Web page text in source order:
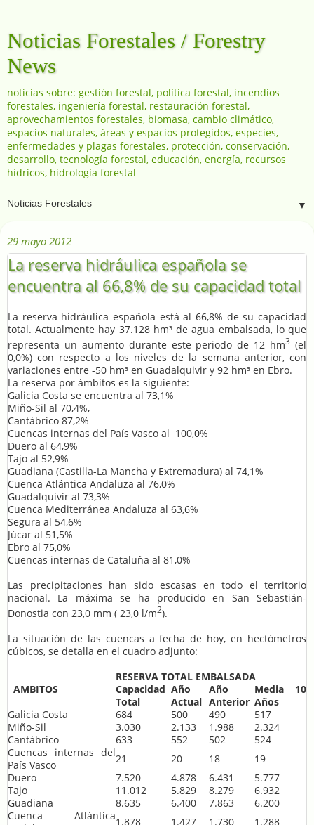
Noticias Forestales / Forestry
News
noticias sobre: gestión forestal, política forestal, incendios
forestales, ingeniería forestal, restauración forestal,
aprovechamientos forestales, biomasa, cambio climático,
espacios naturales, áreas y espacios protegidos, especies,
enfermedades y plagas forestales, protección, conservación,
desarrollo, tecnología forestal, educación, energía, recursos
hídricos, hidrología forestal
▼
29 mayo 2012
La reserva hidráulica española se
encuentra al 66,8% de su capacidad total
La reserva hidráulica española está al 66,8% de su capacidad
total. Actualmente hay 37.128 hm³ de agua embalsada, lo que
representa un aumento durante este periodo de 12 hm3 (el
0,0%) con respecto a los niveles de la semana anterior, con
variaciones entre -50 hm³ en Guadalquivir y 92 hm³ en Ebro.
La reserva por ámbitos es la siguiente:
Galicia Costa se encuentra al 73,1%
Miño-Sil al 70,4%,
Cantábrico 87,2%
Cuencas internas del País Vasco al 100,0%
Duero al 64,9%
Tajo al 52,9%
Guadiana (Castilla-La Mancha y Extremadura) al 74,1%
Cuenca Atlántica Andaluza al 76,0%
Guadalquivir al 73,3%
Cuenca Mediterránea Andaluza al 63,6%
Segura al 54,6%
Júcar al 51,5%
Ebro al 75,0%
Cuencas internas de Cataluña al 81,0%
Las precipitaciones han sido escasas en todo el territorio
nacional. La máxima se ha producido en San Sebastián-
Donostia con 23,0 mm ( 23,0 l/m2).
La situación de las cuencas a fecha de hoy, en hectómetros
cúbicos, se detalla en el cuadro adjunto:
AMBITOS
RESERVA TOTAL EMBALSADA
Capacidad
Total
Año
Actual
Año
Anterior
Media 10
Años
Galicia Costa
684 500 490
517
Miño-Sil
3.030 2.133 1.988
2.324
Cantábrico
633 552 502
524
Cuencas internas del
País Vasco
21 20 18
19
Duero
7.520 4.878 6.431
5.777
Tajo
11.012 5.829 8.279
6.932
Guadiana
8.635 6.400 7.863
6.200
Cuenca Atlántica1.878 1.427 1.730
1.288